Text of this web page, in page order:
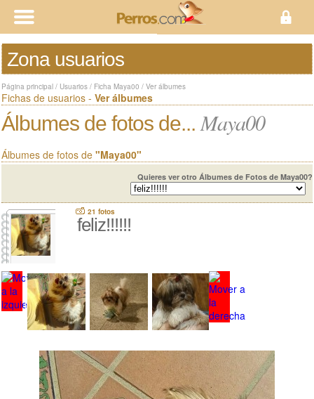
Zona usuarios
Página principal / Usuarios / Ficha Maya00 / Ver álbumes
Fichas de usuarios - Ver álbumes
Álbumes de fotos de... Maya00
Álbumes de fotos de "Maya00"
Quieres ver otro Álbumes de Fotos de Maya00?
21 fotos
feliz!!!!!!